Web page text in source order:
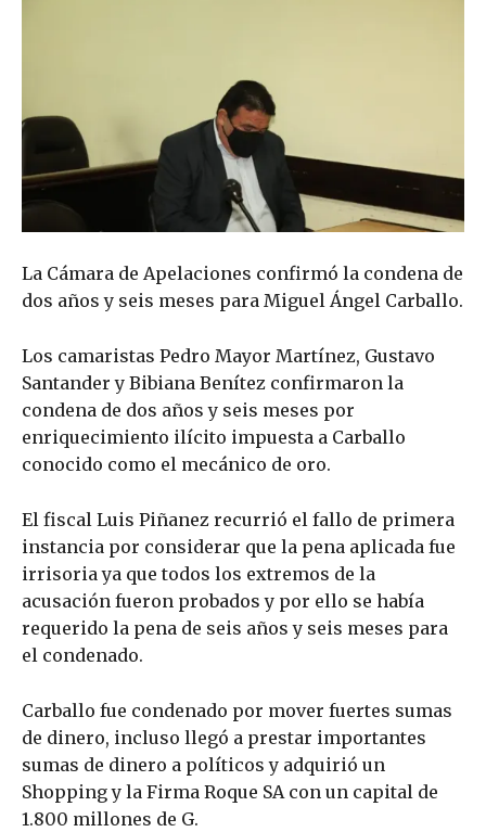
La Cámara de Apelaciones confirmó la condena de
dos años y seis meses para Miguel Ángel Carballo.
Los camaristas Pedro Mayor Martínez, Gustavo
Santander y Bibiana Benítez confirmaron la
condena de dos años y seis meses por
enriquecimiento ilícito impuesta a Carballo
conocido como el mecánico de oro.
El fiscal Luis Piñanez recurrió el fallo de primera
instancia por considerar que la pena aplicada fue
irrisoria ya que todos los extremos de la
acusación fueron probados y por ello se había
requerido la pena de seis años y seis meses para
el condenado.
Carballo fue condenado por mover fuertes sumas
de dinero, incluso llegó a prestar importantes
sumas de dinero a políticos y adquirió un
Shopping y la Firma Roque SA con un capital de
1.800 millones de G.